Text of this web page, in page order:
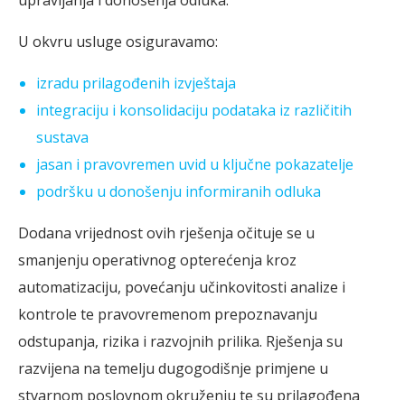
U okvru usluge osiguravamo:
izradu prilagođenih izvještaja
integraciju i konsolidaciju podataka iz različitih
sustava
jasan i pravovremen uvid u ključne pokazatelje
podršku u donošenju informiranih odluka
Dodana vrijednost ovih rješenja očituje se u
smanjenju operativnog opterećenja kroz
automatizaciju, povećanju učinkovitosti analize i
kontrole te pravovremenom prepoznavanju
odstupanja, rizika i razvojnih prilika. Rješenja su
razvijena na temelju dugogodišnje primjene u
stvarnom poslovnom okruženju te su prilagođena